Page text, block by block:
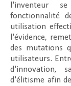
l'inventeur
fonctionnalité
utilisation
l'évidence,
des mutations
utilisateurs.
d'innovation,
d'élitisme afin